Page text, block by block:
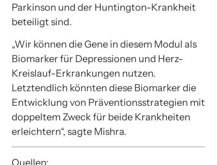
Parkinson und der Huntington-Krankheit
beteiligt sind.
„Wir können die Gene in diesem Modul als
Biomarker für Depressionen und Herz-
Kreislauf-Erkrankungen nutzen.
Letztendlich könnten diese Biomarker die
Entwicklung von Präventionsstrategien mit
doppeltem Zweck für beide Krankheiten
erleichtern“, sagte Mishra.
Quellen: